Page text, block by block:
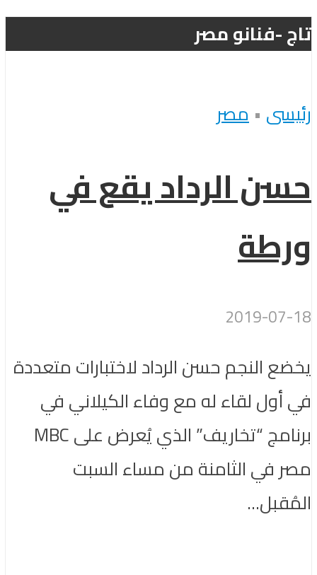
تاج -فنانو مصر
رئيسى •مصر
حسن الرداد يقع في
ورطة
2019-07-18
يخضع النجم حسن الرداد لاختبارات متعددة
في أول لقاء له مع وفاء الكيلاني في
برنامج “تخاريف” الذي يُعرض على MBC
مصر في الثامنة من مساء السبت
المُقبل...